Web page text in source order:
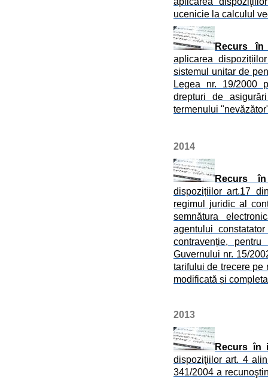
ucenicie la calculul
Recurs
aplicarea
sistemul unitar de
Legea nr. 19/2000
drepturi de
termenului
2014
Recurs
dispozițiilor art.17
regimul juridic al
semnătura
agentului
contravenție, pentru
Guvernului nr. 15/
tarifului de trecere pe
modificată și
2013
Recurs în
dispoziţiilor art. 4
341/2004 a